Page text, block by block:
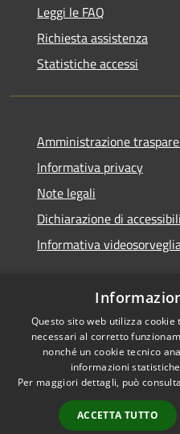
Leggi le FAQ
Richiesta assistenza
Statistiche accessi
Amministrazione
Informativa privacy
Note legali
Dichiarazione di
Informativa
RSS
Accessibilità
Privacy
Mappa del sito
Questo sito web utilizza
necessari al corretto
nonché un cookie tecnico
informazioni
Per maggiori dettagli, può
ACCETTA TUTTO